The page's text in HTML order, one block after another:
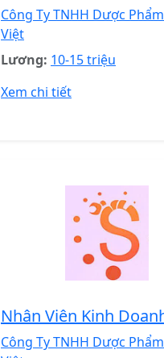
Công Ty TNHH Dược
Việt
Lương: 10-15 triệu
Xem chi tiết
Nhân Viên Kinh
Công Ty TNHH Dược